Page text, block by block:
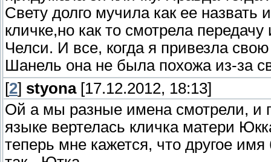
Свету долго мучила как ее назвать
кличке,но как то смотрела
Челси. И все, когда я привезла
Шанель она не была похожа из-за
[2] styona[17.12.2012, 18:13]
Ой а мы разные имена смотрели, и
языке вертелась кличка матери
теперь мне кажется, что другое